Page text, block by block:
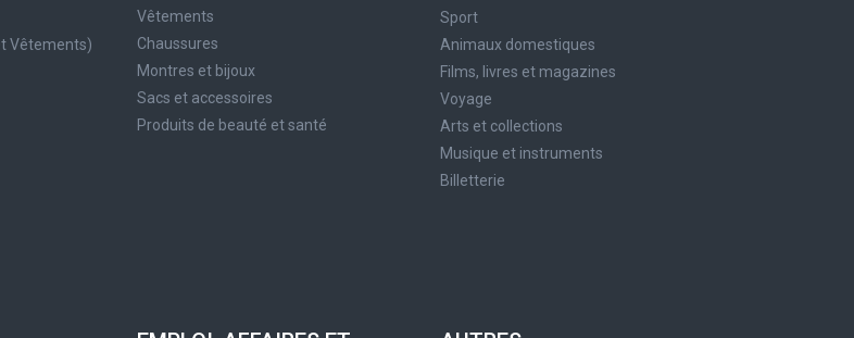
Vêtements)
Vêtements
Chaussures
Montres et bijoux
Sacs et accessoires
Produits de beauté et santé
Sport
Animaux domestiques
Films, livres et magazines
Voyage
Arts et collections
Musique et instruments
Billetterie